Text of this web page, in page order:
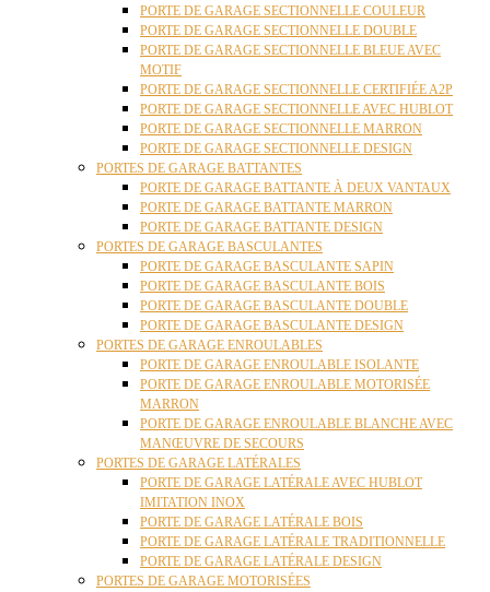
PORTE DE GARAGE SECTIONNELLE COULEUR
PORTE DE GARAGE SECTIONNELLE DOUBLE
PORTE DE GARAGE SECTIONNELLE BLEUE AVEC
MOTIF
PORTE DE GARAGE SECTIONNELLE CERTIFIÉE A2P
PORTE DE GARAGE SECTIONNELLE AVEC HUBLOT
PORTE DE GARAGE SECTIONNELLE MARRON
PORTE DE GARAGE SECTIONNELLE DESIGN
PORTES DE GARAGE BATTANTES
PORTE DE GARAGE BATTANTE À DEUX VANTAUX
PORTE DE GARAGE BATTANTE MARRON
PORTE DE GARAGE BATTANTE DESIGN
PORTES DE GARAGE BASCULANTES
PORTE DE GARAGE BASCULANTE SAPIN
PORTE DE GARAGE BASCULANTE BOIS
PORTE DE GARAGE BASCULANTE DOUBLE
PORTE DE GARAGE BASCULANTE DESIGN
PORTES DE GARAGE ENROULABLES
PORTE DE GARAGE ENROULABLE ISOLANTE
PORTE DE GARAGE ENROULABLE MOTORISÉE
MARRON
PORTE DE GARAGE ENROULABLE BLANCHE AVEC
MANŒUVRE DE SECOURS
PORTES DE GARAGE LATÉRALES
PORTE DE GARAGE LATÉRALE AVEC HUBLOT
IMITATION INOX
PORTE DE GARAGE LATÉRALE BOIS
PORTE DE GARAGE LATÉRALE TRADITIONNELLE
PORTE DE GARAGE LATÉRALE DESIGN
PORTES DE GARAGE MOTORISÉES